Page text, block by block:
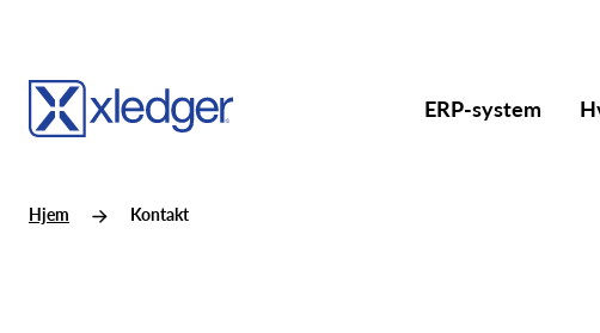
ERP-system
Hjem Kontakt